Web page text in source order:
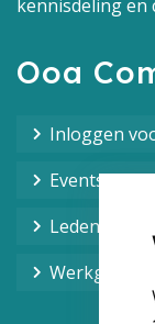
kennisdeling en
Ooa
Inloggen
Events Ooa
Leden